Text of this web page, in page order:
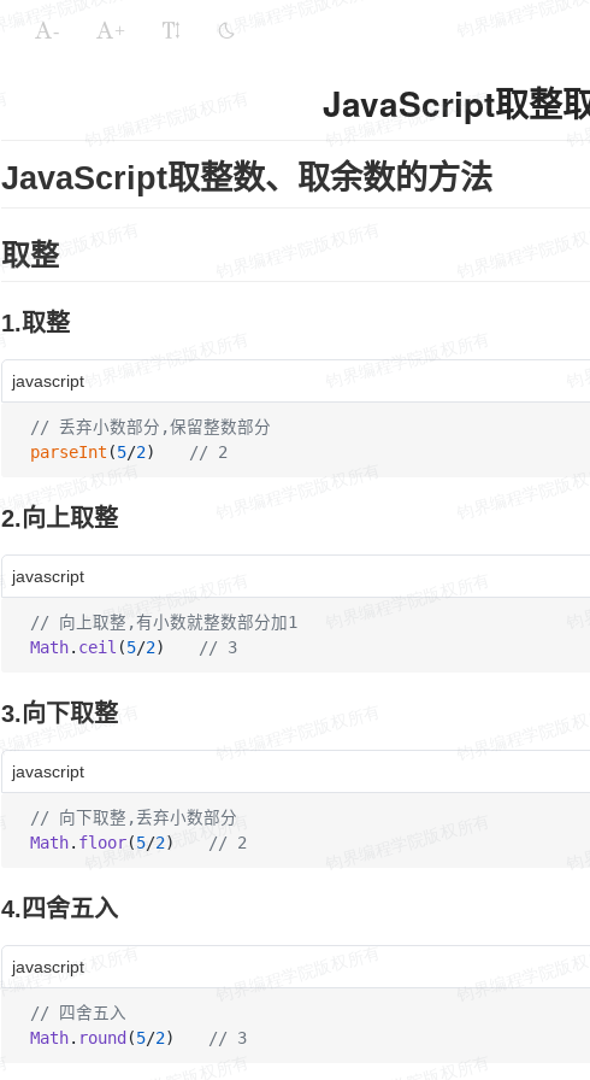
- +
JavaScript取整
JavaScript取整数、取余数的方法
取整
1.取整
javascript
// 丢弃小数部分,保留整数部分
parseInt (5/2) // 2
2.向上取整
javascript
// 向上取整,有小数就整数部分加1
Math. ceil (5/2) // 3
3.向下取整
javascript
// 向下取整,丢弃小数部分
Math. floor(5/2) // 2
4.四舍五入
javascript
// 四舍五入
Math. round (5/2) // 3